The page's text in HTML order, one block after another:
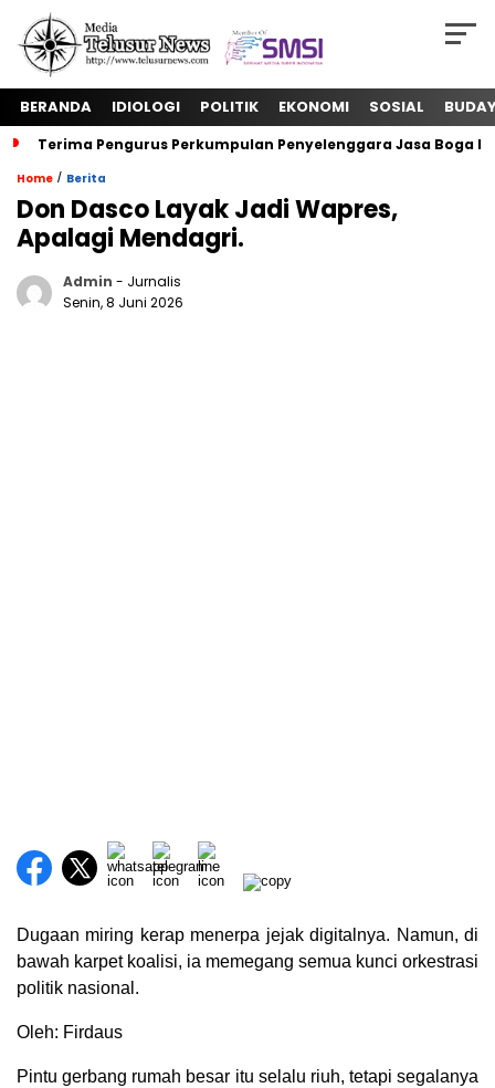
BERANDA IDIOLOGI POLITIK EKONOMI SOSIAL
Terima Pengurus Perkumpulan Penyelenggara Jasa Boga
Home / Berita
Don Dasco Layak Jadi Wapres,
Apalagi Mendagri.
Admin - Jurnalis
Senin, 8 Juni 2026
Dugaan miring kerap menerpa jejak digitalnya. Namun, di
bawah karpet koalisi, ia memegang semua kunci orkestrasi
politik nasional.
Oleh: Firdaus
Pintu gerbang rumah besar itu selalu riuh, tetapi segalanya